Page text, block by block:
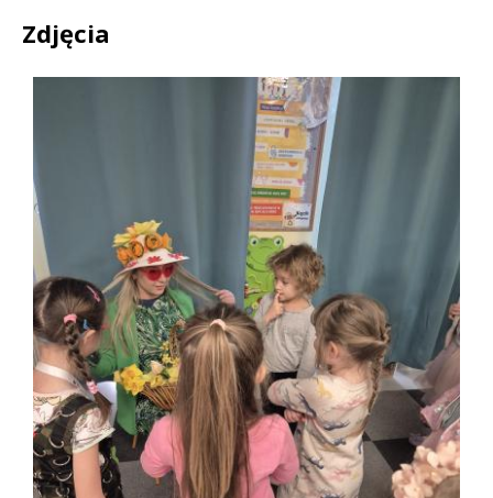
Zdjęcia